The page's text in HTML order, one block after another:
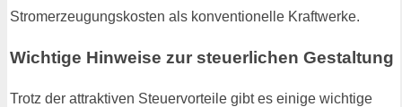
Stromerzeugungskosten als konventionelle Kraftwerke.
Wichtige Hinweise zur steuerlichen Gestaltung
Trotz der attraktiven Steuervorteile gibt es einige wichtige